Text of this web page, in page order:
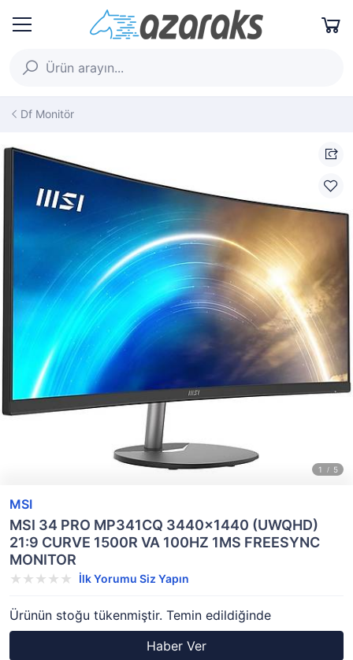
Df Monitör
MSI
MSI 34 PRO MP341CQ 3440x1440 (UWQHD)
21:9 CURVE 1500R VA 100HZ 1MS FREESYNC
MONITOR
İlk Yorumu Siz Yapın
Ürünün stoğu tükenmiştir. Temin edildiğinde
Haber Ver